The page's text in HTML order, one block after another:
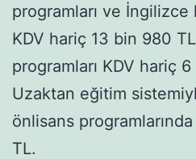
programları ve İngilizce
KDV hariç 13 bin 980
programları KDV hariç
Uzaktan eğitim
önlisans
TL.